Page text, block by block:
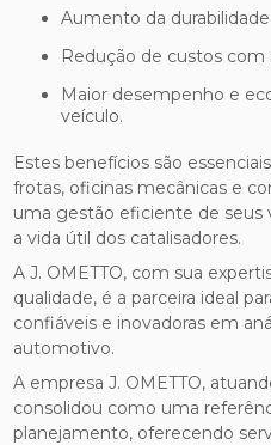
Aumento da
Redução de custos
Maior desempenho e economia de combustível do
veículo.
Estes benefícios são
frotas, oficinas mecânicas e
uma gestão eficiente de seus
a vida útil dos catalisadores.
A J. OMETTO, com sua
qualidade, é a parceira ideal
confiáveis e inovadoras em
automotivo.
A empresa J. OMETTO,
consolidou como uma
planejamento, oferecendo